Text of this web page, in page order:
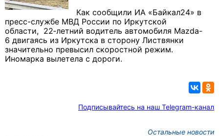
Как сообщили ИА «Байкал24» в
пресс-службе МВД России по Иркутской
области, 22‑летний водитель автомобиля Mazda-
6 двигаясь из Иркутска в сторону Листвянки
значительно превысил скоростной режим.
Иномарка вылетела с дороги.
Подписывайтесь на наш Telegram-канал
Остальные новости